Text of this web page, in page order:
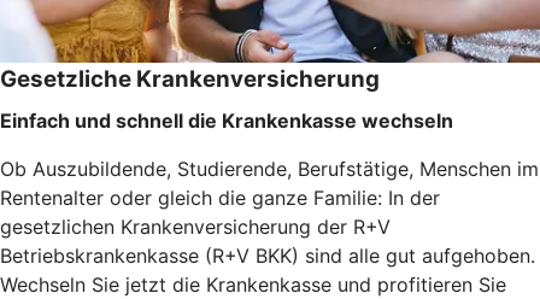
Gesetzliche Krankenversicherung
Einfach und schnell die Krankenkasse wechseln
Ob Auszubildende, Studierende, Berufstätige, Menschen im
Rentenalter oder gleich die ganze Familie: In der
gesetzlichen Krankenversicherung der R+V
Betriebskrankenkasse (R+V BKK) sind alle gut aufgehoben.
Wechseln Sie jetzt die Krankenkasse und profitieren Sie